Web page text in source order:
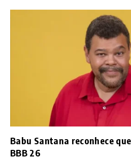
Babu Santana reconhece
BBB 26